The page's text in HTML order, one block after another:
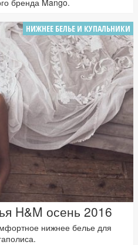
НИЖНЕЕ БЕЛЬЕ И КУПАЛЬНИКИ
H&M осень 2016
нижнее белье для